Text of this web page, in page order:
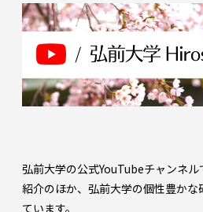
弘前大学の公式YouTubeチャンネ
紹介のほか、弘前大学の個性豊か
ています。